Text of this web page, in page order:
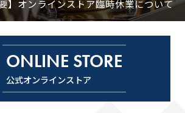
要】オンラインストア臨時休業について
ONLINE STORE
公式オンラインストア